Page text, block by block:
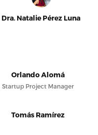
Dra. Natalie Pérez Luna
Orlando Alomá
Startup Project Manager
Tomás Ramírez